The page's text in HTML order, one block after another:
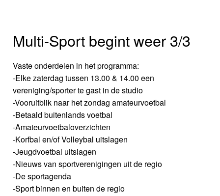
Multi-Sport begint weer 3/3
Vaste onderdelen in het programma:
-Elke zaterdag tussen 13.00 & 14.00 een
vereniging/sporter te gast in de studio
-Vooruitblik naar het zondag amateurvoetbal
-Betaald buitenlands voetbal
-Amateurvoetbaloverzichten
-Korfbal en/of Volleybal uitslagen
-Jeugdvoetbal uitslagen
-Nieuws van sportverenigingen uit de regio
-De sportagenda
-Sport binnen en buiten de regio